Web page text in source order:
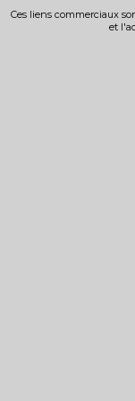
Ces liens commerciaux
et